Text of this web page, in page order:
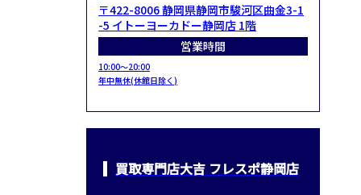
〒422-8006 静岡県静岡市駿河区曲金3-1
-5 イトーヨーカドー静岡店 1階
営業時間
10:00～20:00
年中無休(休館日除く)
買取専門店大吉 フレスポ静岡店